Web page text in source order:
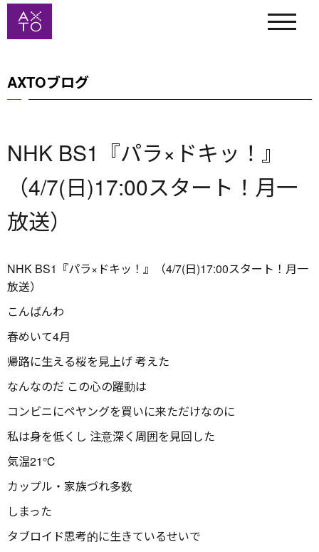
AXTOブログ
NHK BS1『パラ×ドキッ！』
（4/7(日)17:00スタート！月一
放送）
NHK BS1『パラ×ドキッ！』（4/7(日)17:00スタート！月一
放送）
こんばんわ
春めいて4月
帰路に生える桜を見上げ 考えた
なんなのだ この心の躍動は
コンビニにペヤングを買いに来ただけなのに
私は身を低くし 注意深く周囲を見回した
気温21℃
カップル・家族づれ多数
しまった
タブロイド思考的に生きているせいで